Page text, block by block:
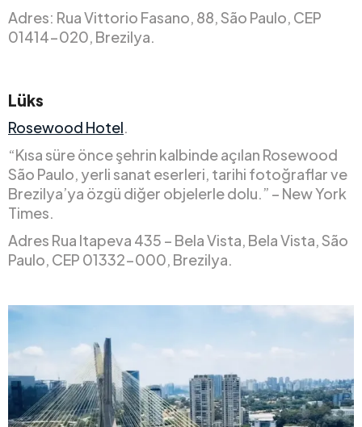
Adres: Rua Vittorio Fasano, 88, São Paulo, CEP
01414-020, Brezilya.
Lüks
Rosewood Hotel.
“Kısa süre önce şehrin kalbinde açılan Rosewood
São Paulo, yerli sanat eserleri, tarihi fotoğraflar ve
Brezilya’ya özgü diğer objelerle dolu.” – New York
Times.
Adres Rua Itapeva 435 – Bela Vista, Bela Vista, São
Paulo, CEP 01332-000, Brezilya.